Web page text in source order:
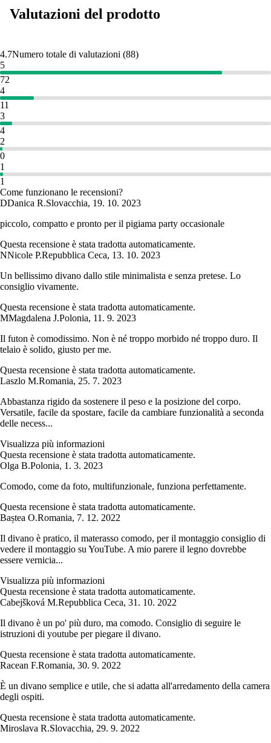
Valutazioni del prodotto
4.7Numero totale di valutazioni (88)
5
72
4
11
3
4
2
0
1
1
Come funzionano le recensioni?
DDanica R.Slovacchia, 19. 10. 2023
piccolo, compatto e pronto per il pigiama party occasionale
Questa recensione è stata tradotta automaticamente.
NNicole P.Repubblica Ceca, 13. 10. 2023
Un bellissimo divano dallo stile minimalista e senza pretese. Lo
consiglio vivamente.
Questa recensione è stata tradotta automaticamente.
MMagdalena J.Polonia, 11. 9. 2023
Il futon è comodissimo. Non è né troppo morbido né troppo duro. Il
telaio è solido, giusto per me.
Questa recensione è stata tradotta automaticamente.
Laszlo M.Romania, 25. 7. 2023
Abbastanza rigido da sostenere il peso e la posizione del corpo.
Versatile, facile da spostare, facile da cambiare funzionalità a seconda
delle necess...
Visualizza più informazioni
Questa recensione è stata tradotta automaticamente.
Olga B.Polonia, 1. 3. 2023
Comodo, come da foto, multifunzionale, funziona perfettamente.
Questa recensione è stata tradotta automaticamente.
Baștea O.Romania, 7. 12. 2022
Il divano è pratico, il materasso comodo, per il montaggio consiglio di
vedere il montaggio su YouTube. A mio parere il legno dovrebbe
essere vernicia...
Visualizza più informazioni
Questa recensione è stata tradotta automaticamente.
Cabejšková M.Repubblica Ceca, 31. 10. 2022
Il divano è un po' più duro, ma comodo. Consiglio di seguire le
istruzioni di youtube per piegare il divano.
Questa recensione è stata tradotta automaticamente.
Racean F.Romania, 30. 9. 2022
È un divano semplice e utile, che si adatta all'arredamento della camera
degli ospiti.
Questa recensione è stata tradotta automaticamente.
Miroslava R.Slovacchia, 29. 9. 2022